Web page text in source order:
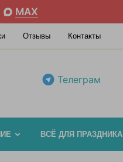
MAX
Отзывы Контакты
Телеграм
ВСЁ ДЛЯ ПРАЗДНИКА